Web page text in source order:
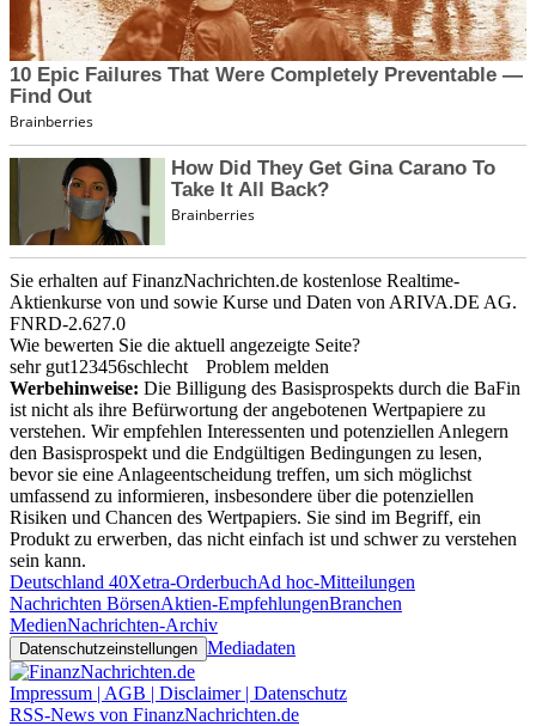
Sie erhalten auf FinanzNachrichten.de kostenlose Realtime-
Aktienkurse von und sowie Kurse und Daten von ARIVA.DE AG.
FNRD-2.627.0
Wie bewerten Sie die aktuell angezeigte Seite?
sehr gut1 23456schlecht
Problem melden
Werbehinweise: Die Billigung des Basisprospekts durch die BaFin
ist nicht als ihre Befürwortung der angebotenen Wertpapiere zu
verstehen. Wir empfehlen Interessenten und potenziellen Anlegern
den Basisprospekt und die Endgültigen Bedingungen zu lesen,
bevor sie eine Anlageentscheidung treffen, um sich möglichst
umfassend zu informieren, insbesondere über die potenziellen
Risiken und Chancen des Wertpapiers. Sie sind im Begriff, ein
Produkt zu erwerben, das nicht einfach ist und schwer zu verstehen
sein kann.
Deutschland 40Xetra-OrderbuchAd hoc-Mitteilungen
Nachrichten BörsenAktien-EmpfehlungenBranchen
MedienNachrichten-Archiv
Datenschutzeinstellungen Mediadaten
Impressum | AGB | Disclaimer | Datenschutz
RSS-News von FinanzNachrichten.de